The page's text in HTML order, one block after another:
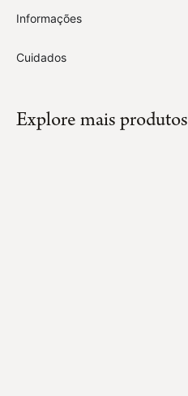
Informações
Cuidados
Explore mais produtos